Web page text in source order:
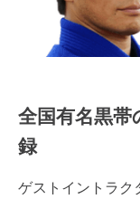
全国有名黒
録
ゲストイントラク